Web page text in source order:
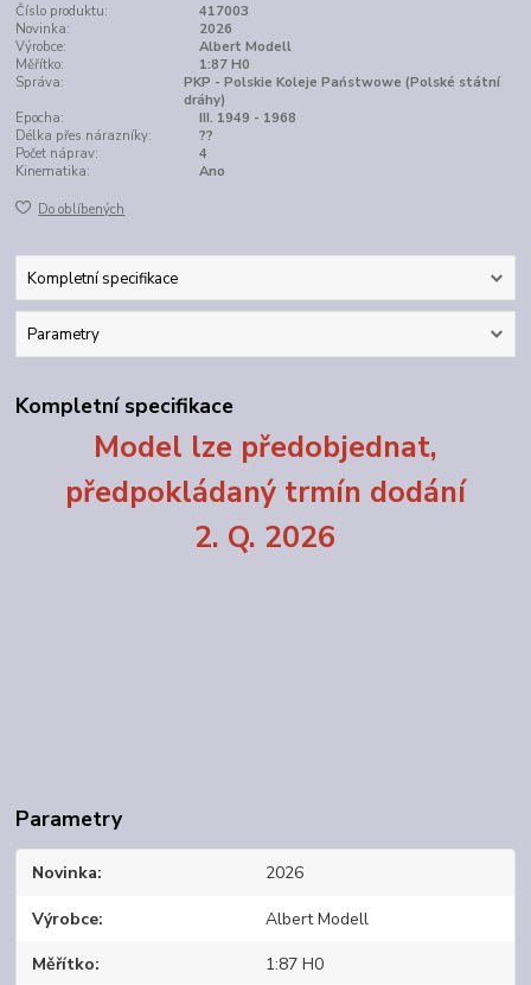
Číslo produktu:
417003
Novinka:
2026
Výrobce:
Albert Modell
Měřítko:
1:87 H0
Správa:
PKP - Polskie Koleje Państwowe (Polské státní
dráhy)
Epocha:
III. 1949 - 1968
Délka přes nárazníky:
??
Počet náprav:
4
Kinematika:
Ano
Do oblíbených
Kompletní specifikace
Parametry
Kompletní specifikace
Model lze předobjednat,
předpokládaný trmín dodání
2. Q. 2026
Parametry
Novinka 2026
Výrobce Albert Modell
Měřítko 1:87 H0